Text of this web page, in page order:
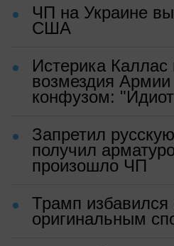
ЧП на Украине
США
Истерика Каллас
возмездия
конфузом:
Запретил
получил
произошло ЧП
Трамп избавился
оригинальным